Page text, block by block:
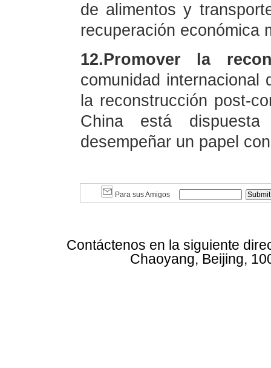
de alimentos y
recuperación económica
12.Promover la
comunidad internacional
la reconstrucción post-
China está
desempeñar un papel
Para sus Amigos
Contáctenos en la siguiente
Chaoyang, Beijing,